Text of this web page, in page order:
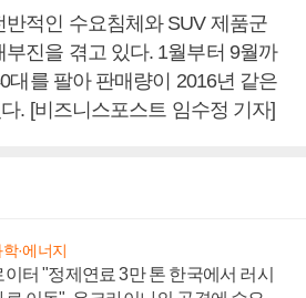
적인 수요침체와 SUV 제품군
진을 겪고 있다. 1월부터 9월까
대를 팔아 판매량이 2016년 같은
. [비즈니스포스트 임수정 기자]
·에너지
이터 "정제연료 3만 톤 한국에서 러시